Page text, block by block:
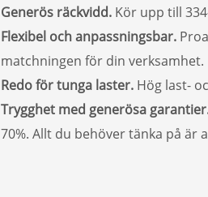
Generös räckvidd. Kör upp till
Flexibel och anpassningsbar.
matchningen för din verksamhet.
Redo för tunga laster. Hög last-
Trygghet med generösa
70%. Allt du behöver tänka på